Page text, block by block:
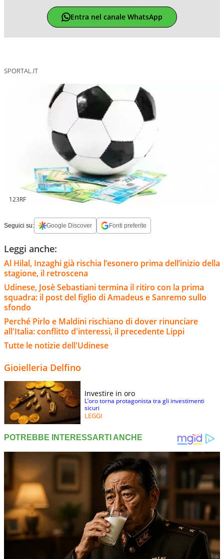
Entra nel canale WhatsApp
SPORTAL.IT
123RF
Seguici su: Google Discover Fonti preferite
Leggi anche:
Al Hilal, Inzaghi già rischia l’esonero prima dell’inizio della
stagione, il retroscena
Udinese, Josè Sebastiani termina il ritiro con la prima
squadra: il post del figlio di Amadeus e Sanremo sullo
sfondo
Perché Pirlo e Maldini rischiano di dover rinunciare
all'Italia: conflitto d'interessi, il precedente Lippi
Tutte le notizie dell'Udinese
Gioielleria Delfino
Investire in oro
L’oro torna protagonista tra gli investimenti
sicuri
LEGGI